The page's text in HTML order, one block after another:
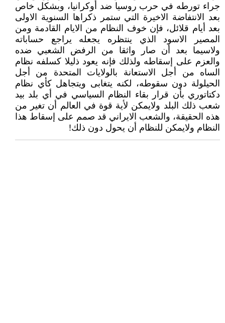
جراء تورطه في حرب روسيا ضد أوکرانيا، وبشکل خاص
بعد الانتفاضة الاخيرة التي ستمر ذکراها السنوية الاولى
بعد أيام قلائل، فإن خوف النظام من الايام القادمة ومن
المصير الاسود الذي ينتظره يجعله يراجع حساباته
ولاسيما بعد أن صار واثقا من الرفض الشعبي ضده
والعزم على إسقاطه ولذلك فإنه يعود ذليلا کسلفه نظام
الساه من أجل الاستعانة بالولايات المتحدة من أجل
الحيلولة دون سقوطه، لکنه يتغابى ويتجاهل کأي نظام
دکتاتوري بأن قرار بقاء النظام السياسي في أي بلد بيد
شعب ذلك البلد ولايمکن لأية قوة في العالم أن تغير من
هذه الحقيقة، والشعب الايراني قد صمم على إسقاط هذا
النظام ولايمکن للنظام أن يحول دون ذلك!